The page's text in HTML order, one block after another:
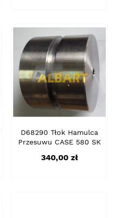
D68290 Tłok Hamulca
Przesuwu CASE 580 SK
Cena
340,00 zł